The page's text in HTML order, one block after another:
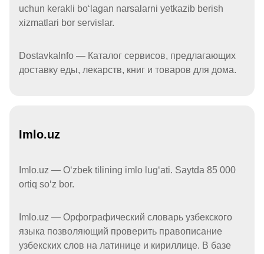
uchun kerakli boʻlagan narsalarni yetkazib berish
xizmatlari bor servislar.
DostavkaInfo — Каталог сервисов, предлагающих
доставку еды, лекарств, книг и товаров для дома.
Imlo.uz
Imlo.uz — Oʻzbek tilining imlo lugʻati. Saytda 85 000
ortiq soʻz bor.
Imlo.uz — Орфографический словарь узбекского
языка позволяющий проверить правописание
узбекских слов на латинице и кириллице. В базе